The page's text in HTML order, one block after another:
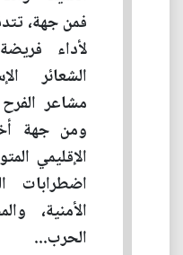
فمن جهة،
لأداء
الشعائر
مشاعر
ومن جهة
الإقليمي
اضطرابات
الأمنية،
الحرب...